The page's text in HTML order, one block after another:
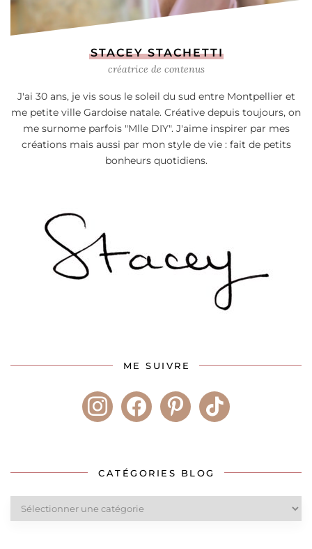
STACEY STACHETTI
créatrice de contenus
J'ai 30 ans, je vis sous le soleil du sud entre Montpellier et
me petite ville Gardoise natale. Créative depuis toujours, on
me surnome parfois "Mlle DIY". J'aime inspirer par mes
créations mais aussi par mon style de vie : fait de petits
bonheurs quotidiens.
ME SUIVRE
instagramfacebookpinteresttiktok
CATÉGORIES BLOG
blog